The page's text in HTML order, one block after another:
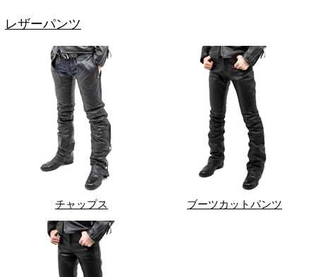
レザーパンツ
チャップス ブーツカットパンツ